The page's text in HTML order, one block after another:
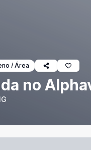
/ Área
no